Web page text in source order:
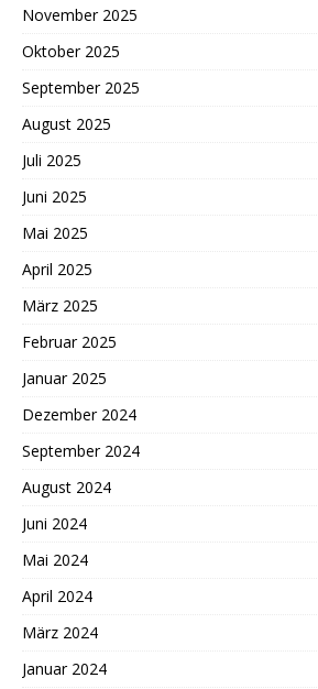
November 2025
Oktober 2025
September 2025
August 2025
Juli 2025
Juni 2025
Mai 2025
April 2025
März 2025
Februar 2025
Januar 2025
Dezember 2024
September 2024
August 2024
Juni 2024
Mai 2024
April 2024
März 2024
Januar 2024